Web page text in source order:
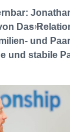
Das
und
und stabile